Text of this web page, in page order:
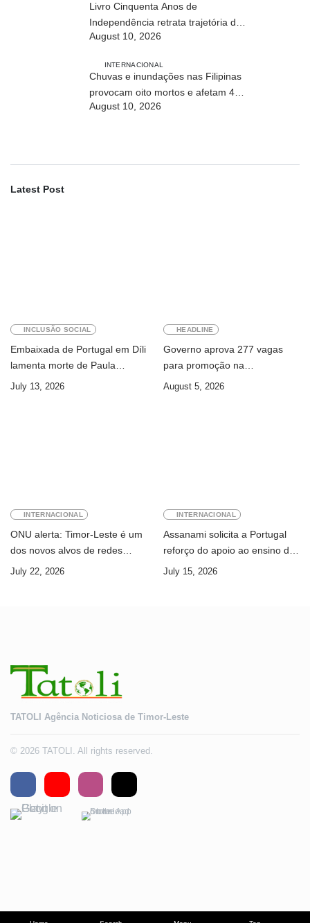
Livro Cinquenta Anos de
Independência retrata trajetória de
Timor-Leste
August 10, 2026
INTERNACIONAL
Chuvas e inundações nas Filipinas
provocam oito mortos e afetam 486
mil pessoas
August 10, 2026
Latest Post
INCLUSÃO SOCIAL
Embaixada de Portugal em Díli
lamenta morte de Paula
Ferreira Pinto
July 13, 2026
HEADLINE
Governo aprova 277 vagas
para promoção na
Administração Pública
August 5, 2026
INTERNACIONAL
ONU alerta: Timor-Leste é um
dos novos alvos de redes
internacionais de cibercrime
July 22, 2026
INTERNACIONAL
Assanami solicita a Portugal
reforço do apoio ao ensino da
língua portuguesa e ao ensino
July 15, 2026
TATOLI Agência Noticiosa de Timor-Leste
© 2026 TATOLI. All rights reserved.